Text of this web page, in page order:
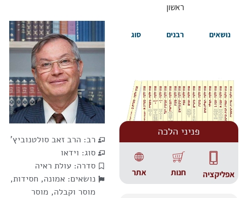
ראשון
נושאים רבנים סוג
פניני הלכה
אתר חנות אפליקציה
רב: הרב זאב סולטנוביץ'
סוג: וידאו
סדרה: עולת ראיה
נושאים: אמונה, חסידות,
מוסר וקבלה, מוסר